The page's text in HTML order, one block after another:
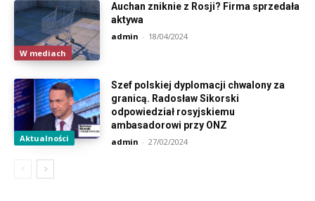
W mediach
Auchan zniknie z Rosji? Firma sprzedała
aktywa
admin - 18/04/2024
Aktualności
Szef polskiej dyplomacji chwalony za
granicą. Radosław Sikorski
odpowiedział rosyjskiemu
ambasadorowi przy ONZ
admin - 27/02/2024